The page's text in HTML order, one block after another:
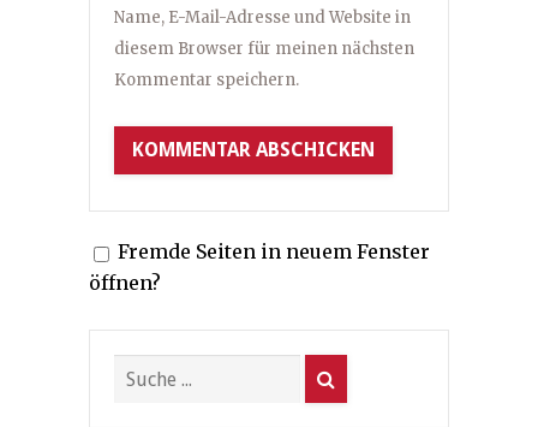
Name, E-Mail-Adresse und Website in
diesem Browser für meinen nächsten
Kommentar speichern.
Fremde Seiten in neuem Fenster
öffnen?